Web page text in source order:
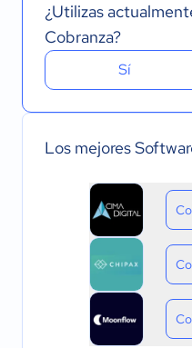
¿Utilizas
Cobranza?
Sí
Los mejores